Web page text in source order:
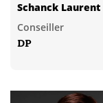
Schanck Laurent
Conseiller
DP